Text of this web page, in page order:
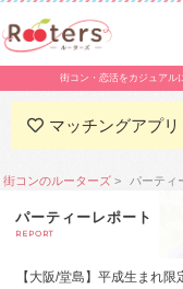
街コン・恋活をカジュア
マッチングアプ
街コンのルーターズ パーティ
パーティーレポート
REPORT
【大阪/堂島】平成生まれ限